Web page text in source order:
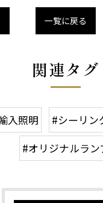
一覧に戻る
関連タグ
入照明
#シーリン
#オリジナルラン